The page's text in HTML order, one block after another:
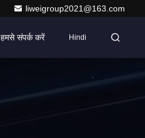
liweigroup2021@163.com
हमसे संपर्क करें Hindi